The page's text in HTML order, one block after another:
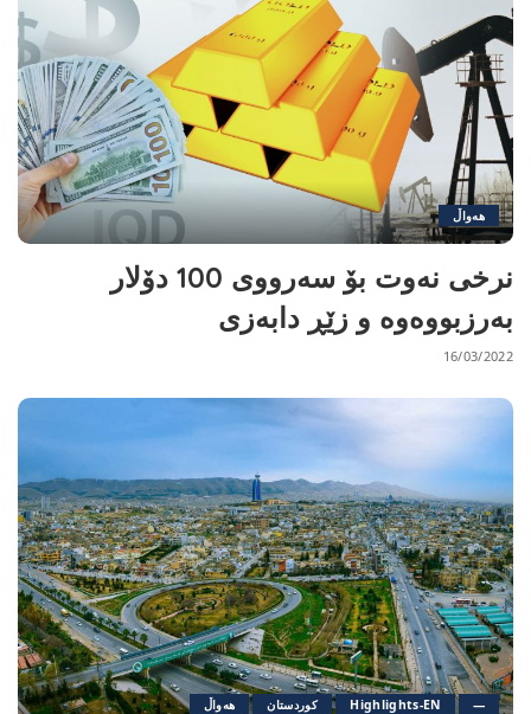
هەواڵ
نرخی نەوت بۆ سەرووی 100 دۆلار
بەرزبووەوە و زێڕ دابەزی
16/03/2022
—
Highlights-EN کوردستان هەواڵ